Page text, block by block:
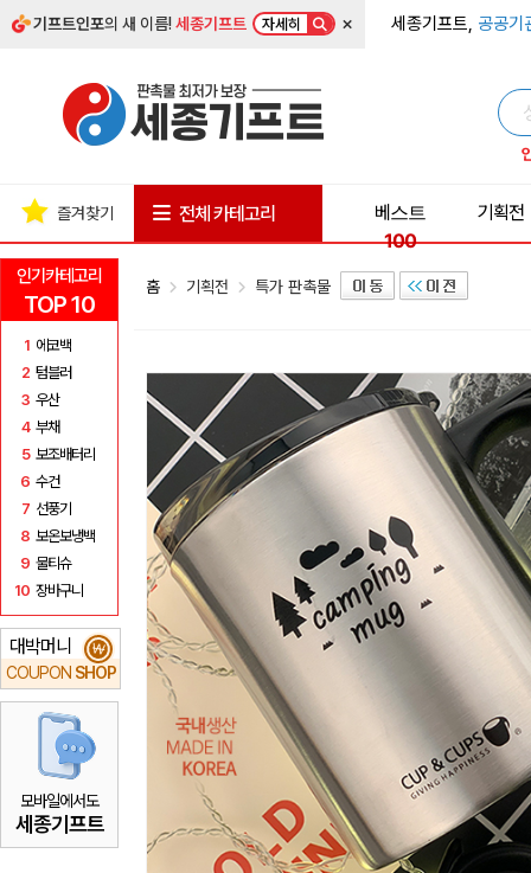
기프트인포의 새 이름!세종기프트 자세히 × 세종기프트, 공공기
인기카테고리
TOP 10
1 에코백
2 텀블러
3 우산
4 부채
5 보조배터리
6 수건
7 선풍기
8 보온보냉백
9 물티슈
10 장바구니
대박머니
COUPON SHOP
₩
모바일에서도
세종기프트
즐겨찾기 전체 카테고리
베스트
100
기획전
홈 기획전 특가 판촉물